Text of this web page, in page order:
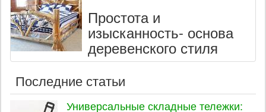
Простота и
изысканность- основа
деревенского стиля
Последние статьи
Универсальные складные тележки: